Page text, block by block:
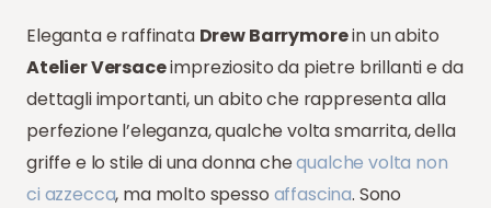
Eleganta e raffinata Drew Barrymorein un abito
Atelier Versaceimpreziosito da pietre brillanti e da
dettagli importanti, un abito che rappresenta alla
perfezione l’eleganza, qualche volta smarrita, della
griffe e lo stile di una donna chequalche volta non
ci azzecca, ma molto spesso affascina. Sono